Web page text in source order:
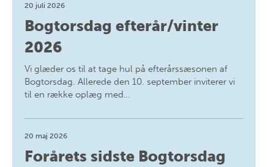
20 juli 2026
Bogtorsdag efterår/vinter
2026
Vi glæder os til at tage hul på efterårssæsonen af
Bogtorsdag. Allerede den 10. september inviterer vi
til en række oplæg med…
20 maj 2026
Forårets sidste Bogtorsdag